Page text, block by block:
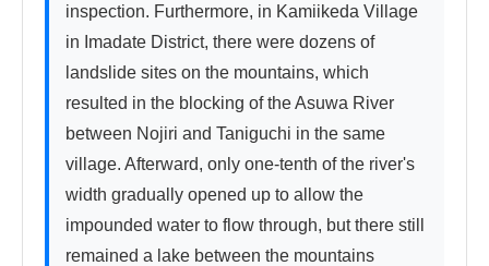
inspection. Furthermore, in Kamiikeda Village
in Imadate District, there were dozens of
landslide sites on the mountains, which
resulted in the blocking of the Asuwa River
between Nojiri and Taniguchi in the same
village. Afterward, only one-tenth of the river's
width gradually opened up to allow the
impounded water to flow through, but there still
remained a lake between the mountains